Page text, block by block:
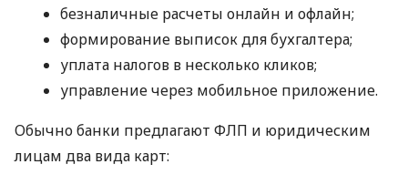
безналичные расчеты онлайн и офлайн;
формирование выписок для бухгалтера;
уплата налогов в несколько кликов;
управление через мобильное приложение.
Обычно банки предлагают ФЛП и юридическим
лицам два вида карт: